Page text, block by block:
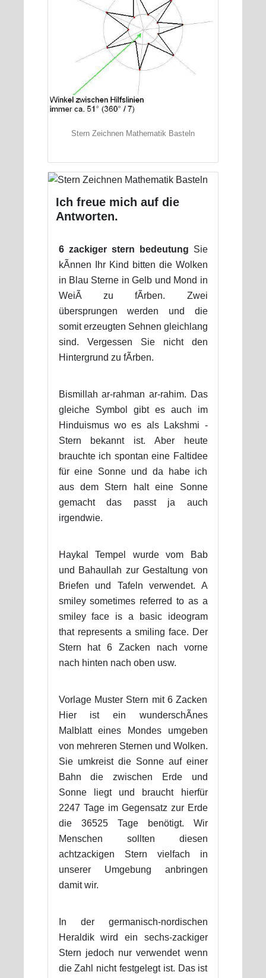
Stern Zeichnen Mathematik Basteln
Ich freue mich auf die
Antworten.
6 zackiger stern bedeutung Sie
kÃnnen Ihr Kind bitten die Wolken
in Blau Sterne in Gelb und Mond in
WeiÃ zu fÃrben. Zwei
übersprungen werden und die
somit erzeugten Sehnen gleichlang
sind. Vergessen Sie nicht den
Hintergrund zu fÃrben.
Bismillah ar-rahman ar-rahim. Das
gleiche Symbol gibt es auch im
Hinduismus wo es als Lakshmi -
Stern bekannt ist. Aber heute
brauchte ich spontan eine Faltidee
für eine Sonne und da habe ich
aus dem Stern halt eine Sonne
gemacht das passt ja auch
irgendwie.
Haykal Tempel wurde vom Bab
und Bahaullah zur Gestaltung von
Briefen und Tafeln verwendet. A
smiley sometimes referred to as a
smiley face is a basic ideogram
that represents a smiling face. Der
Stern hat 6 Zacken nach vorne
nach hinten nach oben usw.
Vorlage Muster Stern mit 6 Zacken
Hier ist ein wunderschÃnes
Malblatt eines Mondes umgeben
von mehreren Sternen und Wolken.
Sie umkreist die Sonne auf einer
Bahn die zwischen Erde und
Sonne liegt und braucht hierfür
2247 Tage im Gegensatz zur Erde
die 36525 Tage benötigt. Wir
Menschen sollten diesen
achtzackigen Stern vielfach in
unserer Umgebung anbringen
damit wir.
In der germanisch-nordischen
Heraldik wird ein sechs-zackiger
Stern jedoch nur verwendet wenn
die Zahl nicht festgelegt ist. Das ist